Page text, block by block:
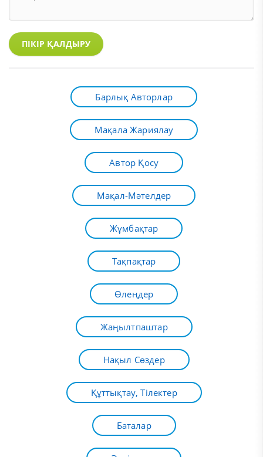
ПІКІР ҚАЛДЫРУ
Барлық Авторлар
Мақала Жариялау
Автор Қосу
Мақал-Мәтелдер
Жұмбақтар
Тақпақтар
Өлеңдер
Жаңылтпаштар
Нақыл Сөздер
Құттықтау, Тілектер
Баталар